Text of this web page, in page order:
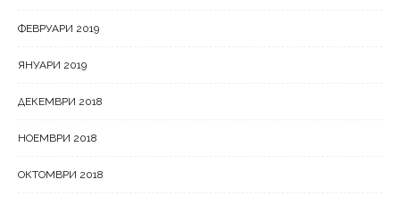
ФЕВРУАРИ 2019
ЯНУАРИ 2019
ДЕКЕМВРИ 2018
НОЕМВРИ 2018
ОКТОМВРИ 2018